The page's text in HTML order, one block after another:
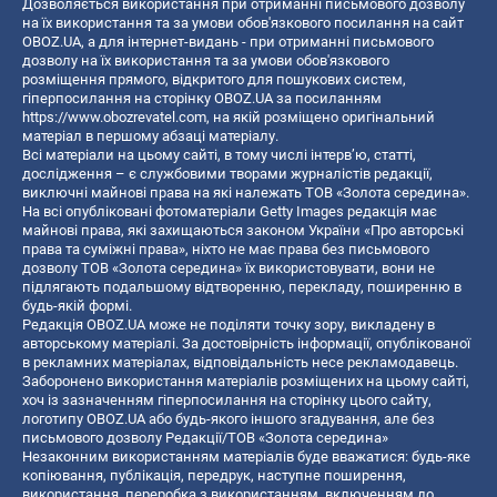
"Я більше не живу в Росії, у мене більше немає там ні
компаній, ні співробітників. Але одне залишається
незмінним – я відстоюю інтереси наших користувачів,
незважаючи ні на що. Їхнє право на приватне життя
священне. Зараз – більше, ніж будь-коли", –
підкреслив у березні Дуров.
Затримання у Парижі
Пізно ввечері 24 серпня 2024 рокуДурова було
затримано в аеропорту столиці Франції. За даними
ЗМІ, його затримали через "відмову співпраці з
правоохоронними органами".
Вважається, що інструментарій Telegram
використовують наркодилери та інші злочинці, що
робить Дурова "співучасником торгівлі наркотиками,
злочинів проти дітей та шахрайств".
Дозволяється використання при отриманні письмового дозволу
на їх використання та за умови обов'язкового посилання на сайт
OBOZ.UA, а для інтернет-видань - при отриманні письмового
дозволу на їх використання та за умови обов'язкового
розміщення прямого, відкритого для пошукових систем,
гіперпосилання на сторінку OBOZ.UA за посиланням
https://www.obozrevatel.com, на якій розміщено оригінальний
матеріал в першому абзаці матеріалу.
Всі матеріали на цьому сайті, в тому числі інтерв’ю, статті,
дослідження – є службовими творами журналістів редакції,
виключні майнові права на які належать ТОВ «Золота середина».
На всі опубліковані фотоматеріали Getty Images редакція має
майнові права, які захищаються законом України «Про авторські
права та суміжні права», ніхто не має права без письмового
дозволу ТОВ «Золота середина» їх використовувати, вони не
підлягають подальшому відтворенню, перекладу, поширенню в
будь-якій формі.
Редакція OBOZ.UA може не поділяти точку зору, викладену в
авторському матеріалі. За достовірність інформації, опублікованої
в рекламних матеріалах, відповідальність несе рекламодавець.
Заборонено використання матеріалів розміщених на цьому сайті,
хоч із зазначенням гіперпосилання на сторінку цього сайту,
логотипу OBOZ.UA або будь-якого іншого згадування, але без
письмового дозволу Редакції/ТОВ «Золота середина»
Незаконним використанням матеріалів буде вважатися: будь-яке
копiювання, публiкацiя, передрук, наступне поширення,